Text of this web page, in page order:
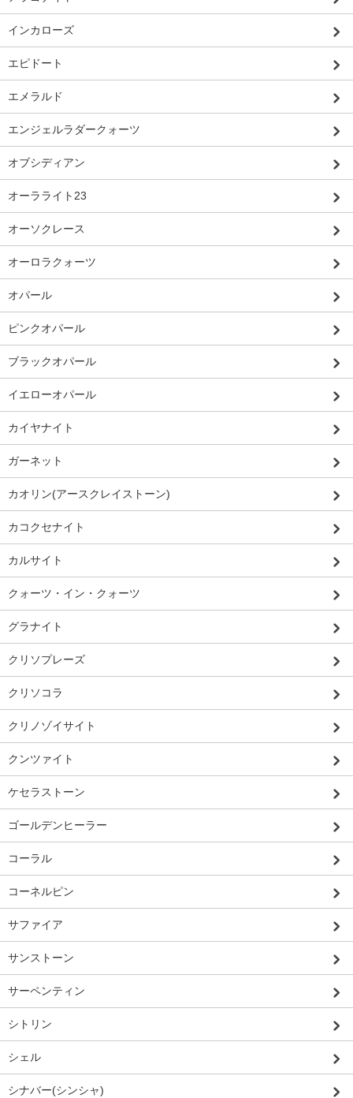
インカローズ
エピドート
エメラルド
エンジェルラダークォーツ
オブシディアン
オーラライト23
オーソクレース
オーロラクォーツ
オパール
ピンクオパール
ブラックオパール
イエローオパール
カイヤナイト
ガーネット
カオリン(アースクレイストーン)
カコクセナイト
カルサイト
クォーツ・イン・クォーツ
グラナイト
クリソプレーズ
クリソコラ
クリノゾイサイト
クンツァイト
ケセラストーン
ゴールデンヒーラー
コーラル
コーネルピン
サファイア
サンストーン
サーペンティン
シトリン
シェル
シナバー(シンシャ)